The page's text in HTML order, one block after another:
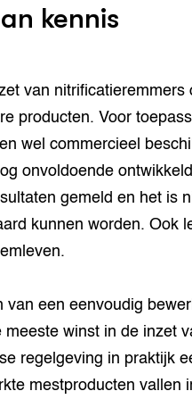
kennis
van nitrificatieremmers
producten. Voor
wel commercieel
onvoldoende
gemeld en het is
kunnen worden. Ook
van een eenvoudig
meeste winst in de inzet
regelgeving in praktijk
mestproducten vallen